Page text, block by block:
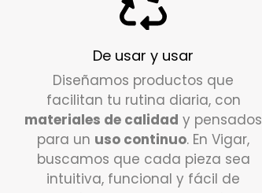
De usar y usar
Diseñamos productos que
facilitan tu rutina diaria, con
materiales de calidad y pensados
para un uso continuo. En Vigar,
buscamos que cada pieza sea
intuitiva, funcional y fácil de